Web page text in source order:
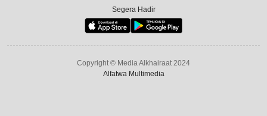
Segera Hadir
Copyright © Media Alkhairaat 2024
Alfatwa Multimedia